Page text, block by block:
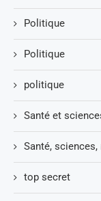
Politique
Politique
politique
Santé et
Santé, sciences,
top secret